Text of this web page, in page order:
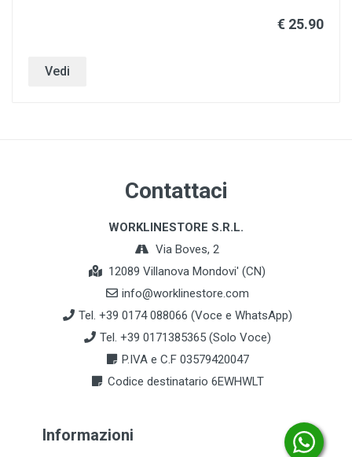
€ 25.90
Vedi
Contattaci
WORKLINESTORE S.R.L.
Via Boves, 2
12089 Villanova Mondovi' (CN)
info@worklinestore.com
Tel. +39 0174 088066 (Voce e WhatsApp)
Tel. +39 0171385365 (Solo Voce)
P.IVA e C.F 03579420047
Codice destinatario 6EWHWLT
Informazioni